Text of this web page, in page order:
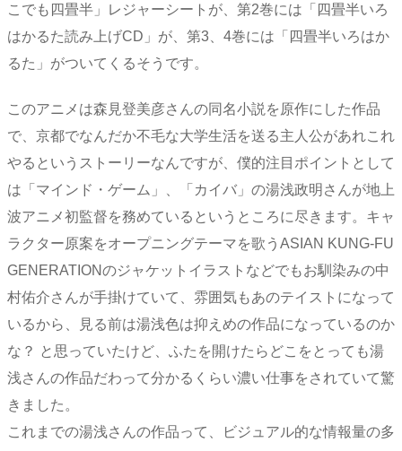
こでも四畳半」レジャーシートが、第2巻には「四畳半いろ
はかるた読み上げCD」が、第3、4巻には「四畳半いろはか
るた」がついてくるそうです。
このアニメは森見登美彦さんの同名小説を原作にした作品
で、京都でなんだか不毛な大学生活を送る主人公があれこれ
やるというストーリーなんですが、僕的注目ポイントとして
は「マインド・ゲーム」、「カイバ」の湯浅政明さんが地上
波アニメ初監督を務めているというところに尽きます。キャ
ラクター原案をオープニングテーマを歌うASIAN KUNG-FU
GENERATIONのジャケットイラストなどでもお馴染みの中
村佑介さんが手掛けていて、雰囲気もあのテイストになって
いるから、見る前は湯浅色は抑えめの作品になっているのか
な？ と思っていたけど、ふたを開けたらどこをとっても湯
浅さんの作品だわって分かるくらい濃い仕事をされていて驚
きました。
これまでの湯浅さんの作品って、ビジュアル的な情報量の多